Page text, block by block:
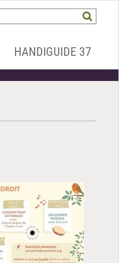
HANDIGUIDE 37